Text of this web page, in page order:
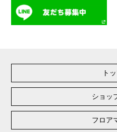
ト
ショッ
フロア